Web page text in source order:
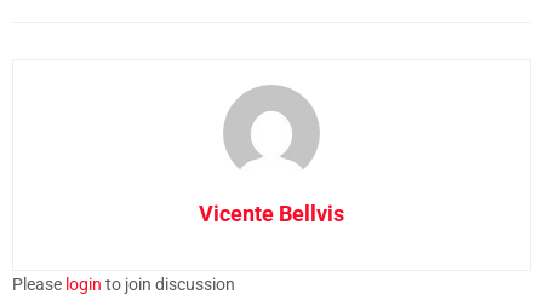
Vicente Bellvis
Please login to join discussion